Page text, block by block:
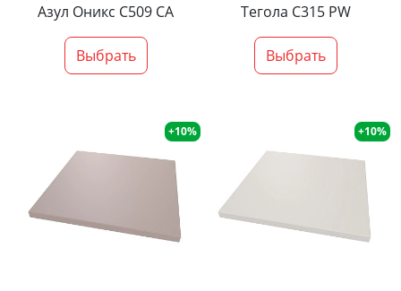
Азул Оникс С509 СА
Выбрать
Тегола С315 PW
Выбрать
+10% +10%